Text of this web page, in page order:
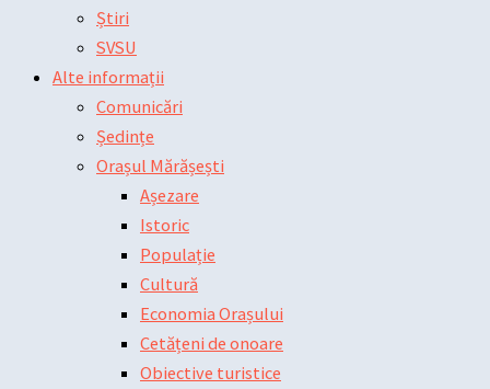
Știri
SVSU
Alte informații
Comunicări
Ședințe
Orașul Mărășești
Așezare
Istoric
Populație
Cultură
Economia Orașului
Cetățeni de onoare
Obiective turistice